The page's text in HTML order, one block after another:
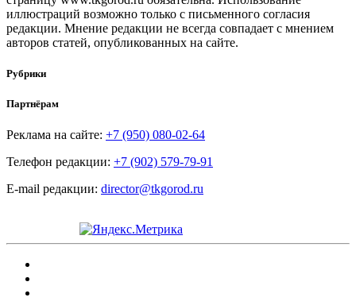
иллюстраций возможно только с письменного согласия
редакции. Мнение редакции не всегда совпадает с мнением
авторов статей, опубликованных на сайте.
Рубрики
Партнёрам
Реклама на сайте: +7 (950) 080-02-64
Телефон редакции: +7 (902) 579-79-91
E-mail редакции: director@tkgorod.ru